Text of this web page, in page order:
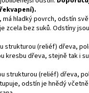
hladký povrch, odstín
zcela bez suků. Odstíny
strukturou (reliéf) dřeva,
kresbu dřeva, stejně tak i
strukturou (reliéf) dřeva,
odstín je hnědý včetně